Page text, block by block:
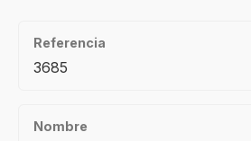
Referencia
3685
Nombre